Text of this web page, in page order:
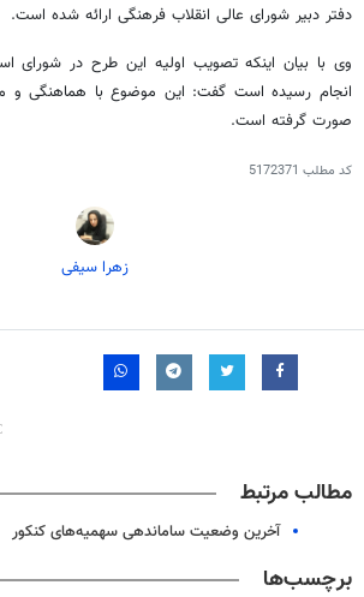
دفتر دبیر شورای عالی انقلاب فرهنگی ارائه شده است.
وی با بیان اینکه تصویب اولیه این طرح در شورای
انجام رسیده است گفت: این موضوع با هماهنگی و
صورت گرفته است.
کد مطلب 5172371
زهرا سیفی
مطالب مرتبط
آخرین وضعیت ساماندهی سهمیه‌های کنکور
برچسب‌ها